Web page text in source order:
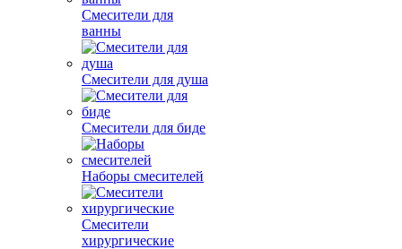
Смесители для
ванны
Смесители для душа
Смесители для биде
Наборы смесителей
Смесители
хирургические